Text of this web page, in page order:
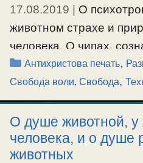
православие в
Ещё…
#ностальгия,#РПЦЗ
17.08.2019 | О
животном страхе и
человека. О чипах,
произволении.
спасение.
#антихристовапечать,#наука
#свободаволи
#технологии
Рубрики
Антихристова печать,
Свобода воли, Свобода,
О душе животной, у
человека, и о душе
животных